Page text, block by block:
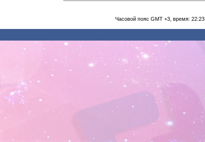
Часовой пояс GMT +3, время: 22:23.